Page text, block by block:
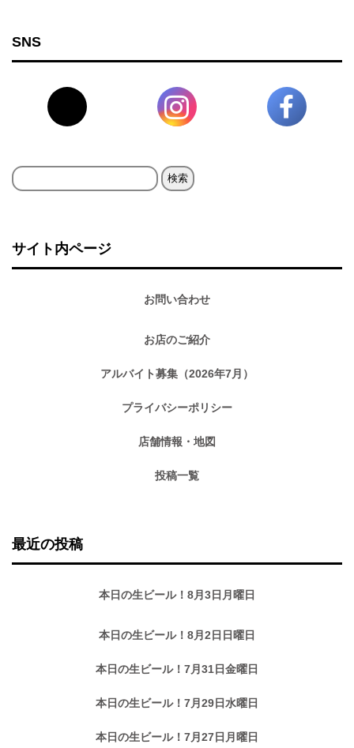
SNS
検
サイト内ページ
お問い合わせ
お店のご紹介
アルバイト募集（2026年7月）
プライバシーポリシー
店舗情報・地図
投稿一覧
最近の投稿
本日の生ビール！8月3日月曜日
本日の生ビール！8月2日日曜日
本日の生ビール！7月31日金曜日
本日の生ビール！7月29日水曜日
本日の生ビール！7月27日月曜日